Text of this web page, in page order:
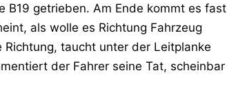
B19 getrieben. Am Ende kommt es fast
als wolle es Richtung Fahrzeug
taucht unter der Leitplanke
der Fahrer seine Tat, scheinbar